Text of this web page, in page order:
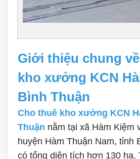
Giới thiệu chung
kho xưởng KCN
Bình Thuận
Cho thuê kho xưởng KCN
Thuận nằm tại xã Hàm Kiệm
huyện Hàm Thuận Nam, tỉnh
có tổng diện tích hơn 130 ha.